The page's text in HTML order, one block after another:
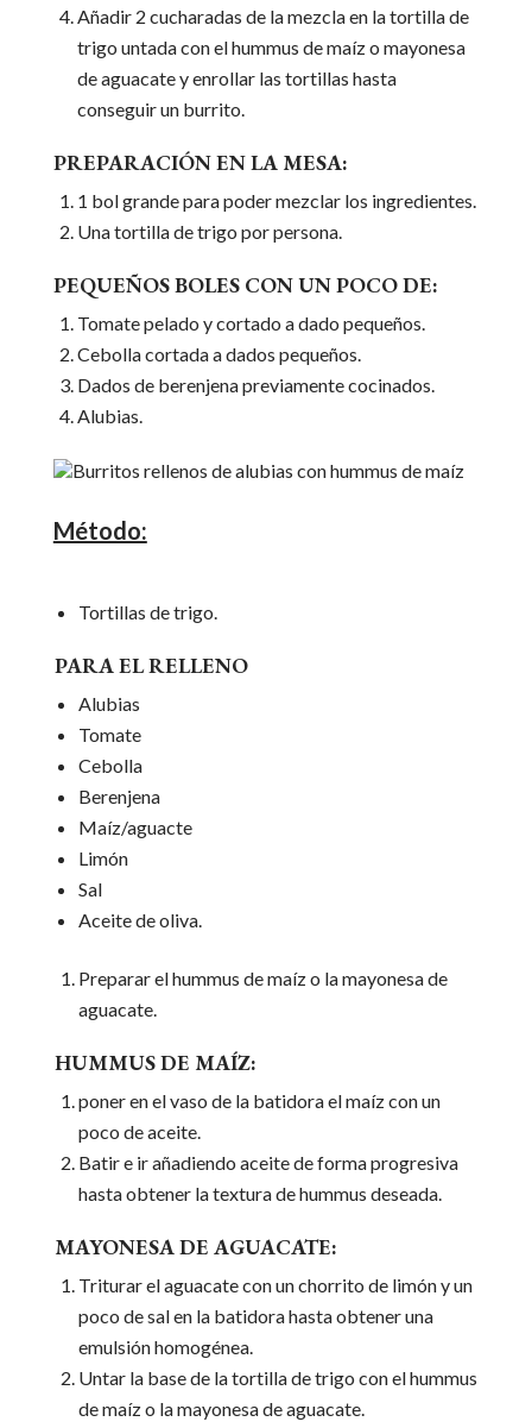
Añadir 2 cucharadas de la mezcla en la tortilla de
trigo untada con el hummus de maíz o mayonesa
de aguacate y enrollar las tortillas hasta
conseguir un burrito.
PREPARACIÓN EN LA MESA:
1 bol grande para poder mezclar los ingredientes.
Una tortilla de trigo por persona.
PEQUEÑOS BOLES CON UN POCO DE:
Tomate pelado y cortado a dado pequeños.
Cebolla cortada a dados pequeños.
Dados de berenjena previamente cocinados.
Alubias.
Método:
Tortillas de trigo.
PARA EL RELLENO
Alubias
Tomate
Cebolla
Berenjena
Maíz/aguacte
Limón
Sal
Aceite de oliva.
Preparar el hummus de maíz o la mayonesa de
aguacate.
HUMMUS DE MAÍZ:
poner en el vaso de la batidora el maíz con un
poco de aceite.
Batir e ir añadiendo aceite de forma progresiva
hasta obtener la textura de hummus deseada.
MAYONESA DE AGUACATE:
Triturar el aguacate con un chorrito de limón y un
poco de sal en la batidora hasta obtener una
emulsión homogénea.
Untar la base de la tortilla de trigo con el hummus
de maíz o la mayonesa de aguacate.